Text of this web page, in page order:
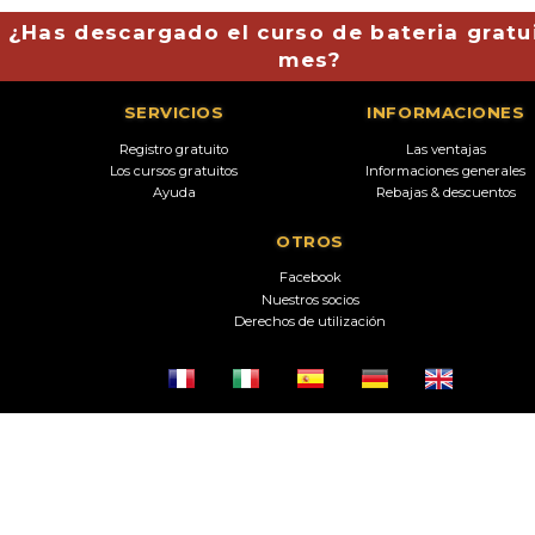
¿Has descargado el curso de bateria
mes?
SERVICIOS
Registro gratuito
Los cursos gratuitos
Ayuda
INFORMACIONES
Las ventajas
Informaciones generales
Rebajas & descuentos
OTROS
Facebook
Nuestros socios
Derechos de utilización